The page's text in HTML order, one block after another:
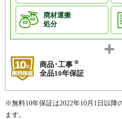
廃材運搬
処分
商品･工事 ※
全品10年保証
※無料10年保証は2022年10月1日以降
ます。